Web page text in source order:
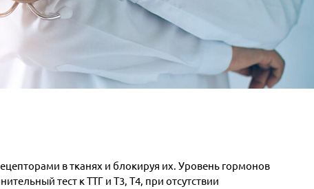
в тканях и блокируя их. Уровень гормонов
тест к ТТГ и Т3, Т4, при отсутствии